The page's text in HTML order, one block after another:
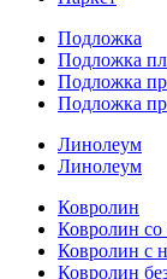
Подложка
Подложка
Подложка
Подложка
Линолеум
Линолеум
Ковролин
Ковролин
Ковролин с
Ковролин